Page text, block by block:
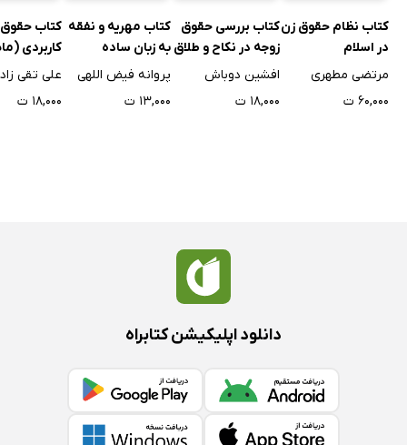
کتاب نظام حقوق زن
در اسلام
مرتضی مطهری
۶۰,۰۰۰ ت
کتاب بررسی حقوق
زوجه در نکاح و طلاق
افشین دوباش
۱۸,۰۰۰ ت
کتاب مهریه و نفقه
به زبان ساده
پروانه فیض اللهی
۱۳,۰۰۰ ت
کتاب حقوق
کاربردی
انضمام
قضایی
علی تقی
۱۸,۰۰۰ ت
دانلود اپلیکیشن کتابراه